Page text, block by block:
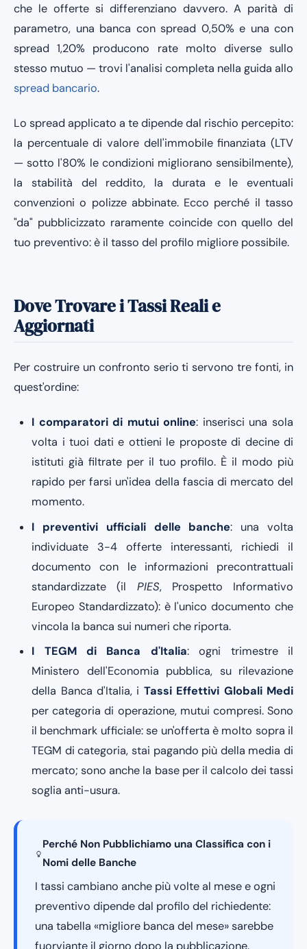
che le offerte si differenziano davvero. A parità di
parametro, una banca con spread 0,50% e una con
spread 1,20% producono rate molto diverse sullo
stesso mutuo — trovi l'analisi completa nella guida allo
spread bancario.
Lo spread applicato a te dipende dal rischio percepito:
la percentuale di valore dell'immobile finanziata (LTV
— sotto l'80% le condizioni migliorano sensibilmente),
la stabilità del reddito, la durata e le eventuali
convenzioni o polizze abbinate. Ecco perché il tasso
"da" pubblicizzato raramente coincide con quello del
tuo preventivo: è il tasso del profilo migliore possibile.
Dove Trovare i Tassi Reali e
Aggiornati
Per costruire un confronto serio ti servono tre fonti, in
quest'ordine:
I comparatori di mutui online: inserisci una sola
volta i tuoi dati e ottieni le proposte di decine di
istituti già filtrate per il tuo profilo. È il modo più
rapido per farsi un'idea della fascia di mercato del
momento.
I preventivi ufficiali delle banche: una volta
individuate 3-4 offerte interessanti, richiedi il
documento con le informazioni precontrattuali
standardizzate (il PIES, Prospetto Informativo
Europeo Standardizzato): è l'unico documento che
vincola la banca sui numeri che riporta.
I TEGM di Banca d'Italia: ogni trimestre il
Ministero dell'Economia pubblica, su rilevazione
della Banca d'Italia, i Tassi Effettivi Globali Medi
per categoria di operazione, mutui compresi. Sono
il benchmark ufficiale: se un'offerta è molto sopra il
TEGM di categoria, stai pagando più della media di
mercato; sono anche la base per il calcolo dei tassi
soglia anti-usura.
Perché Non Pubblichiamo una Classifica con i
Nomi delle Banche
I tassi cambiano anche più volte al mese e ogni
preventivo dipende dal profilo del richiedente:
una tabella «migliore banca del mese» sarebbe